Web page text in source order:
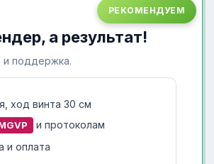
РЕКОМЕНДУЕМ
а результат!
и поддержка.
ход винта 30 см
и протоколам
и оплата